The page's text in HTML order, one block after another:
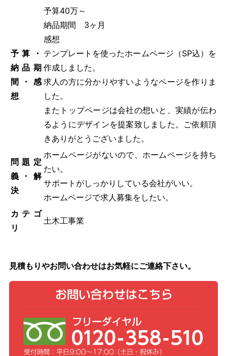
予算・
納品期
間・感
想
予算40万～
納品期間 3ヶ月
感想
テンプレートを使ったホームページ（SP込）を
作成しました。
求人の方に分かりやすいようなページを作りま
した。
またトップページは会社の想いと、実績が伝わ
るようにデザインを提案致しました。ご依頼頂
きありがとうございました。
問題定
義・解
決
ホームページがないので、ホームページを持ち
たい。
サポートがしっかりしている会社がいい。
ホームページで求人募集をしたい。
カテゴ
リ
土木工事業
見積もりやお問い合わせはお気軽にご連絡下さい。